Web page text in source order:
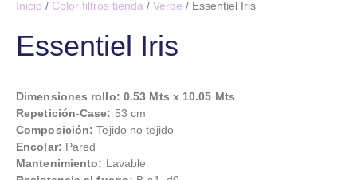
Inicio / Color filtros tienda / Verde / Essentiel Iris
Essentiel Iris
Dimensiones rollo: 0.53 Mts x 10.05 Mts
Repetición-Case: 53 cm
Composición: Tejido no tejido
Encolar: Pared
Mantenimiento: Lavable